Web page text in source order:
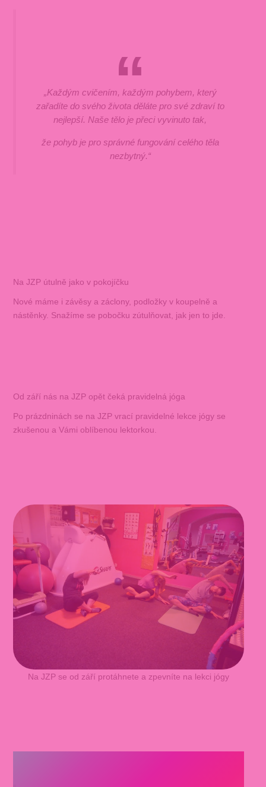
„Každým cvičením, každým pohybem, který
zařadíte do svého života děláte pro své zdraví to
nejlepší. Naše tělo je přeci vyvinuto tak,
že pohyb je pro správné fungování celého těla
nezbytný.“
Na JZP útulně jako v pokojíčku
Nové máme i závěsy a záclony, podložky v koupelně a
nástěnky. Snažíme se pobočku zútulňovat, jak jen to jde.
Od září nás na JZP opět čeká pravidelná jóga
Po prázdninách se na JZP vrací pravidelné lekce jógy se
zkušenou a Vámi oblíbenou lektorkou.
Na JZP se od září protáhnete a zpevníte na lekci jógy